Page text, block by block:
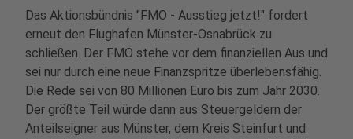
Das Aktionsbündnis "FMO - Ausstieg jetzt!" fordert
erneut den Flughafen Münster-Osnabrück zu
schließen. Der FMO stehe vor dem finanziellen Aus und
sei nur durch eine neue Finanzspritze überlebensfähig.
Die Rede sei von 80 Millionen Euro bis zum Jahr 2030.
Der größte Teil würde dann aus Steuergeldern der
Anteilseigner aus Münster, dem Kreis Steinfurt und